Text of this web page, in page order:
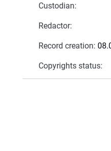
Custodian:
Redactor:
Record creation:
Copyrights status: